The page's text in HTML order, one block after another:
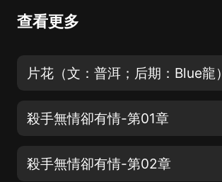
查看更多
片花（文：普洱；后期：Blue龍）
殺手無情卻有情-第01章
殺手無情卻有情-第02章